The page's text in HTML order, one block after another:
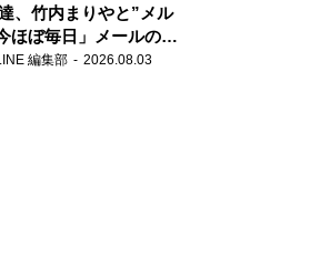
、竹内まりやと”メル
ほぼ毎日」メールのや
す編集部 2026.08.03